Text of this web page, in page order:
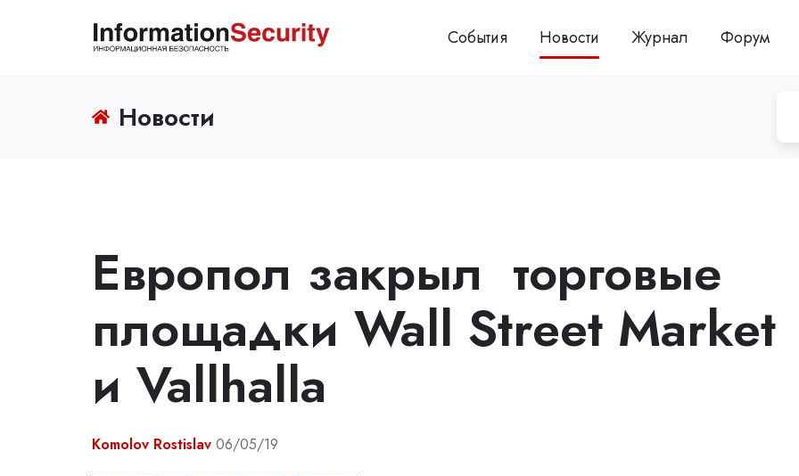
События Новости Журнал Форум
Новости
Европол закрыл торговые
площадки Wall Street Market
и Vallhalla
Komolov Rostislav 06/05/19